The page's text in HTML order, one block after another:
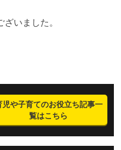
いました。
児や子育てのお役立ち記事一
覧はこちら